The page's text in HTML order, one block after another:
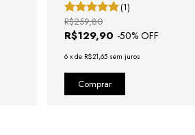
(1)
R$129,90 -50% OFF
R$259,80
6 x de R$21,65 sem juros